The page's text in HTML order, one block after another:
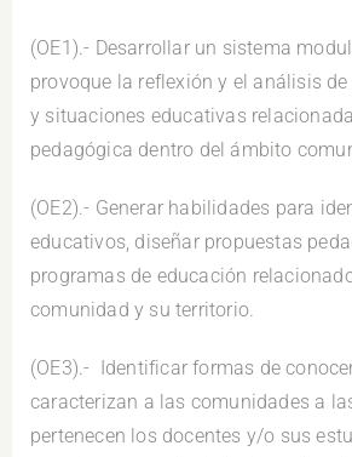
(OE1).- Desarrollar un sistema
provoque la reflexión y el análisis
y situaciones educativas
pedagógica dentro del ámbito
(OE2).- Generar habilidades para
educativos, diseñar propuestas
programas de educación
comunidad y su territorio.
(OE3).- Identificar formas de
caracterizan a las comunidades a
pertenecen los docentes y/o sus